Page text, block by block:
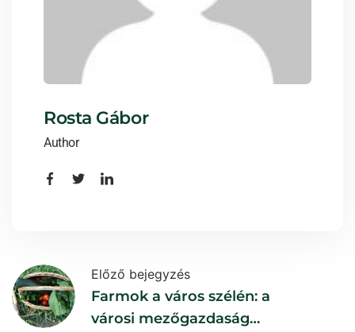
Rosta Gábor
Author
Előző bejegyzés
Farmok a város szélén: a
városi mezőgazdaság